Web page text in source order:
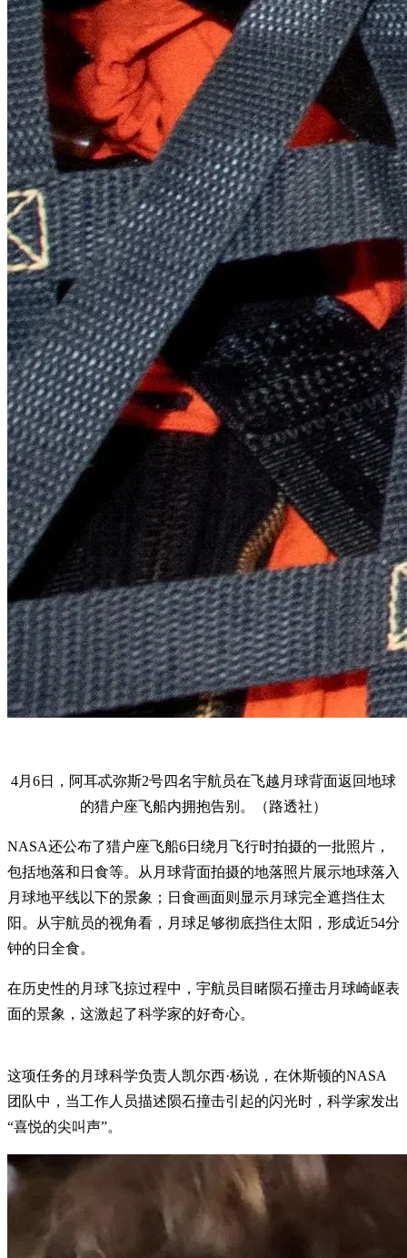
4月6日，阿耳忒弥斯2号四名宇航员在飞越月球背面返回地球
的猎户座飞船内拥抱告别。（路透社）
NASA还公布了猎户座飞船6日绕月飞行时拍摄的一批照片，
包括地落和日食等。从月球背面拍摄的地落照片展示地球落入
月球地平线以下的景象；日食画面则显示月球完全遮挡住太
阳。从宇航员的视角看，月球足够彻底挡住太阳，形成近54分
钟的日全食。
在历史性的月球飞掠过程中，宇航员目睹陨石撞击月球崎岖表
面的景象，这激起了科学家的好奇心。
这项任务的月球科学负责人凯尔西·杨说，在休斯顿的NASA
团队中，当工作人员描述陨石撞击引起的闪光时，科学家发出
“喜悦的尖叫声”。